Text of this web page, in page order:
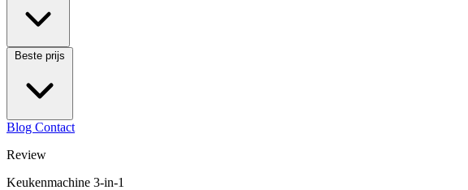
Beste prijs
Blog Contact
Review
Keukenmachine 3-in-1